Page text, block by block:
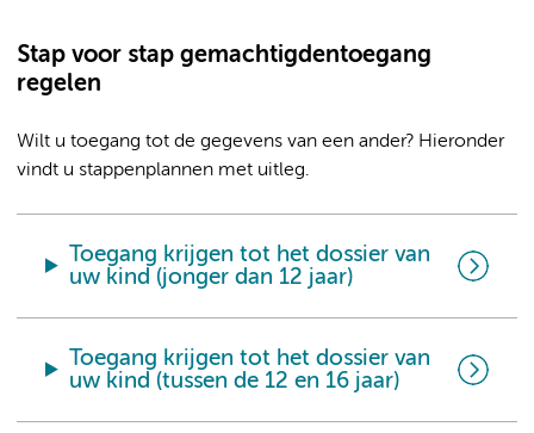
Stap voor stap gemachtigdentoegang
regelen
Wilt u toegang tot de gegevens van een ander? Hieronder
vindt u stappenplannen met uitleg.
Toegang krijgen tot het dossier van
uw kind (jonger dan 12 jaar)
Toegang krijgen tot het dossier van
uw kind (tussen de 12 en 16 jaar)